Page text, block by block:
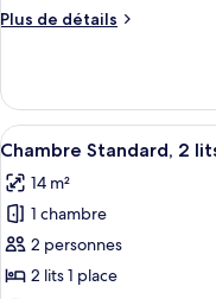
chambre :
plusieurs
lits
Plus de détails
Plus
le
type
de
Chambre
Standard,
plusieurs
lits
Afficher
toutes
les
photos
pour
ce
4
Chambre Standard, 2
14 m²
1 chambre
2 personnes
2 lits 1 place